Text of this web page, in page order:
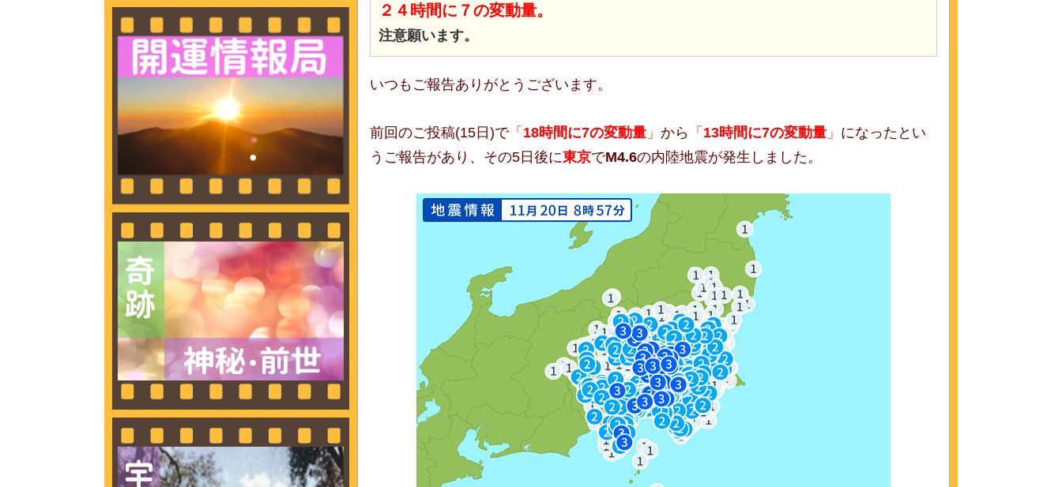
２４時間に７の変動量。
注意願います。
いつもご報告ありがとうございます。
前回のご投稿(15日)で「 18時間に7の変動量 」 から 「 13時間に7の変動量 」 になったとい
うご報告があり、その5日後に東京でM4.6の内陸地震が発生しました。